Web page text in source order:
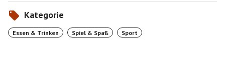
Kategorie
Essen & Trinken Spiel & Spaß Sport